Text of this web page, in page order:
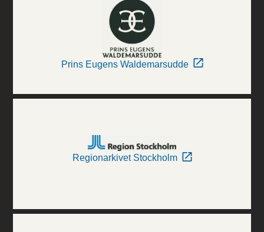
Prins Eugens Waldemarsudde
Regionarkivet Stockholm